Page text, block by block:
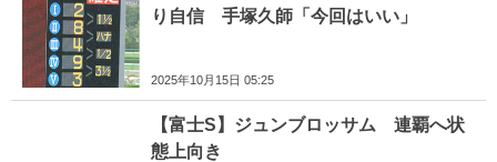
り自信 手塚久師「今回はいい」
2025年10月15日 05:25
【富士S】ジュンブロッサム 連覇へ状
態上向き